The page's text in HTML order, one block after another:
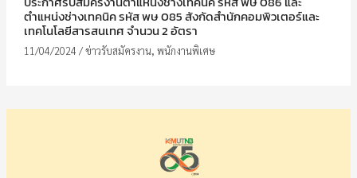
ตำแหน่งช่างเทคนิค รหัส พษ 085 สังกัดสำนักคอมพิวเตอร์และ
เทคโนโลยีสารสนเทศ จำนวน 2 อัตรา
11/04/2024 /ข่าวรับสมัครงาน, พนักงานพิเศษ